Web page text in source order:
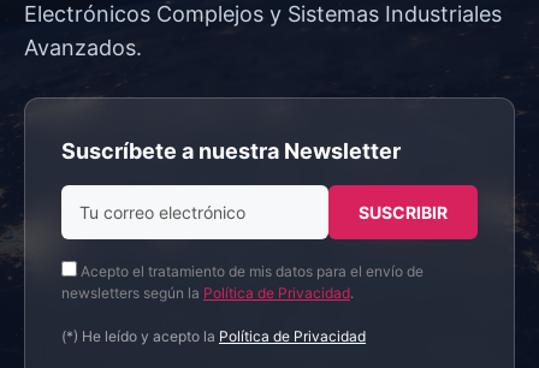
Electrónicos Complejos y Sistemas Industriales
Avanzados.
Suscríbete a nuestra Newsletter
Acepto el tratamiento de mis datos para el envío de
newsletters según la Política de Privacidad.
(*) He leído y acepto la Política de Privacidad